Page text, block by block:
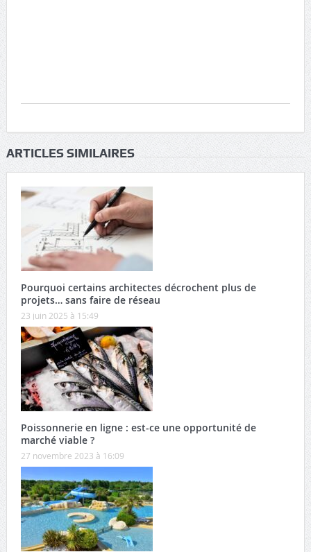
ARTICLES SIMILAIRES
Pourquoi certains architectes décrochent plus de
projets… sans faire de réseau
23 juin 2025 à 15:49
Poissonnerie en ligne : est-ce une opportunité de
marché viable ?
27 novembre 2023 à 16:09